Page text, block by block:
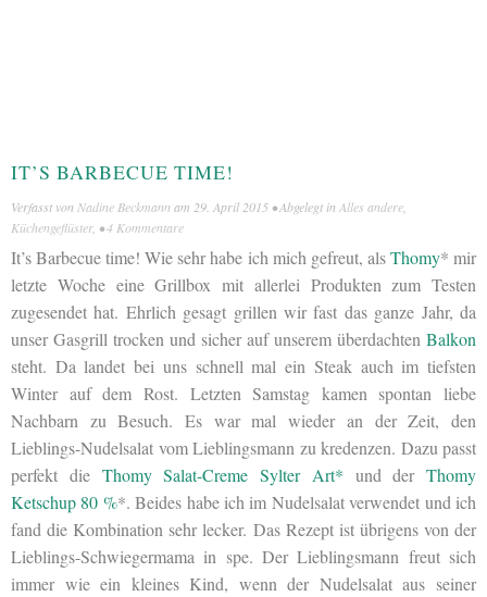
IT’S BARBECUE TIME!
Verfasst von Nadine Beckmann am 29. April 2015 • Abgelegt in Alles andere
Küchengeflüster, •4 Kommentare
It’s Barbecue time! Wie sehr habe ich mich gefreut, alsThomy* mir
letzte Woche eine Grillbox mit allerlei Produkten zum Testen
zugesendet hat. Ehrlich gesagt grillen wir fast das ganze Jahr, da
unser Gasgrill trocken und sicher auf unserem überdachten Balkon
steht. Da landet bei uns schnell mal ein Steak auch im tiefsten
Winter auf dem Rost. Letzten Samstag kamen spontan liebe
Nachbarn zu Besuch. Es war mal wieder an der Zeit, den
Lieblings-Nudelsalat vom Lieblingsmann zu kredenzen. Dazu passt
perfekt die Thomy Salat-Creme Sylter Art* und der Thomy
Ketschup 80 %*. Beides habe ich im Nudelsalat verwendet und ich
fand die Kombination sehr lecker. Das Rezept ist übrigens von der
Lieblings-Schwiegermama in spe. Der Lieblingsmann freut sich
immer wie ein kleines Kind, wenn der Nudelsalat aus seiner